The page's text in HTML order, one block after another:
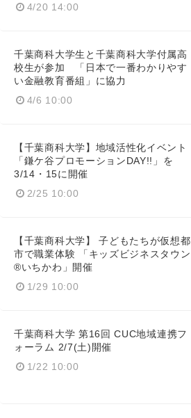
4/20 14:00
千葉商科大学生と千葉商科大学付属高
校生が参加 「日本で一番わかりやす
い金融教育番組」に協力
4/6 10:00
【千葉商科大学】地域活性化イベント
「鎌ケ谷プロモーションDAY!!」を
3/14・15に開催
2/25 10:00
【千葉商科大学】 子どもたちが仮想都
市で職業体験 「キッズビジネスタウン
®いちかわ」開催
1/29 10:00
千葉商科大学 第16回 CUC地域連携フ
ォーラム 2/7(土)開催
1/22 10:00